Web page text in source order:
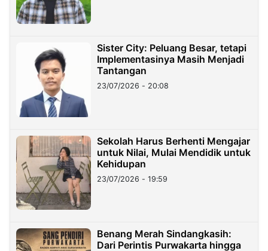
Sister City: Peluang Besar, tetapi
Implementasinya Masih Menjadi
Tantangan
23/07/2026 - 20:08
Sekolah Harus Berhenti Mengajar
untuk Nilai, Mulai Mendidik untuk
Kehidupan
23/07/2026 - 19:59
Benang Merah Sindangkasih:
Dari Perintis Purwakarta hingga